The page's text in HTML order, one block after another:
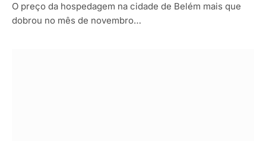
O preço da hospedagem na cidade de Belém mais que
dobrou no mês de novembro…